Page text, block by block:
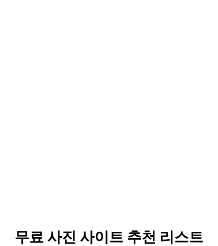
무료 사진 사이트 추천 리스트